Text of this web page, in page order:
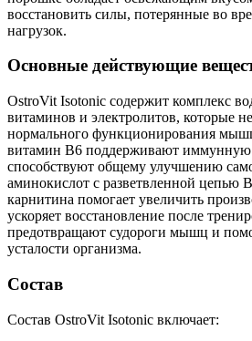
восстановить силы, потерянные во
нагрузок.
Основные действующие
OstroVit Isotonic содержит комплекс
витаминов и электролитов, которые
нормального функционирования
витамин B6 поддерживают иммунную
способствуют общему улучшению
аминокислот с разветвленной цепью
карнитина помогает увеличить
ускоряет восстановление после
предотвращают судороги мышц и
усталости организма.
Состав
Состав OstroVit Isotonic включает: